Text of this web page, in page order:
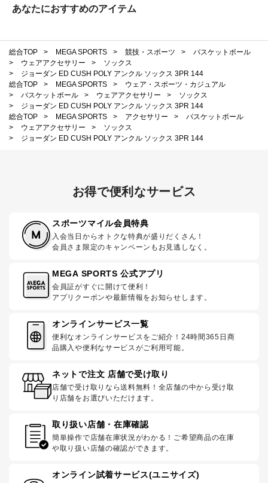
あなたにおすすめのアイテム
総合TOP > MEGA SPORTS > 競技・スポーツ >
バスケットボール
>
ウェアアクセサリー >
ソックス
>
ジョーダン ED CUSH POLY アンクル ソックス 3PR 144
総合TOP
> MEGA SPORTS >
ウェア・スポーツ・カジュアル
>
バスケットボール > ウェアアクセサリー >
ソックス
>
ジョーダン ED CUSH POLY アンクル ソックス 3PR 144
総合TOP
> MEGA SPORTS > アクセサリー >
バスケットボール
>
ウェアアクセサリー >
ソックス
>
ジョーダン ED CUSH POLY アンクル ソックス 3PR 144
お得で便利なサービス
スポーツマイル会員特典
入会当日からオトクな特典が盛りだくさん！
会員さま限定のキャンペーンもお見逃しなく。
MEGA SPORTS 公式アプリ
会員証がすぐに開けて便利！
アプリクーポンや最新情報をお知らせします。
オンラインサービス一覧
便利なオンラインサービスをご紹介！24時間365日商
品購入や便利なサービスがご利用可能。
ネットで注文 店舗で受け取り
店舗で受け取りなら送料無料！全店舗の中から受け取
り店舗をお選びいただけます。
取り扱い店舗・在庫確認
簡単操作で店舗在庫状況がわかる！ご希望商品の在庫
や取り扱い店舗の確認ができます。
オンライン試着サービス(ユニサイズ)